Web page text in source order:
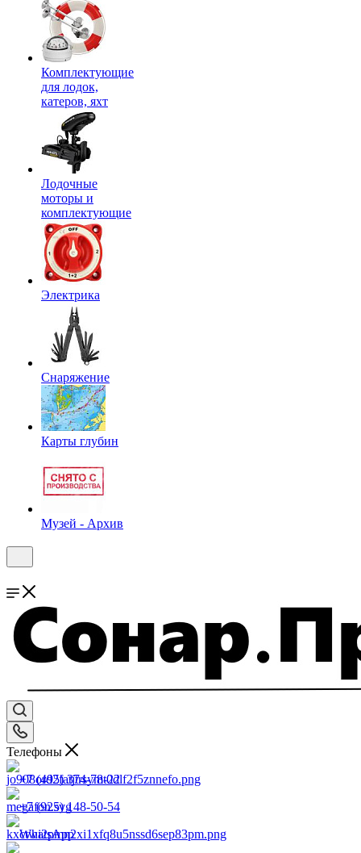
Комплектующие
для лодок,
катеров, яхт
Лодочные
моторы и
комплектующие
Электрика
Снаряжение
Карты глубин
Музей - Архив
Телефоны
+7 (495) 374-78-22
+7 (925) 148-50-54
WhatsApp